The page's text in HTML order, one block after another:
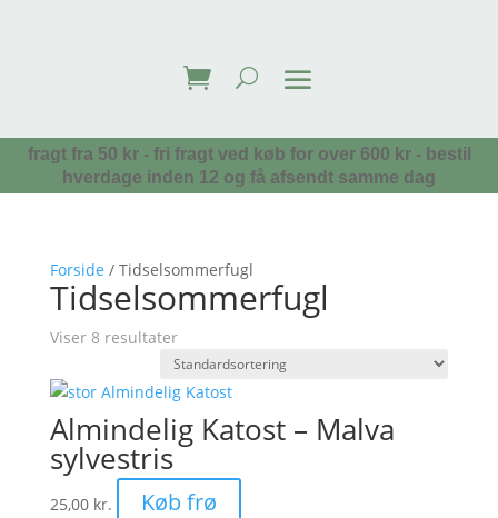
fragt fra 50 kr - fri fragt ved køb for over 600 kr - bestil
hverdage inden 12 og få afsendt samme dag
Forside / Tidselsommerfugl
Tidselsommerfugl
Viser 8 resultater
Almindelig Katost – Malva
sylvestris
25,00 kr. Køb frø